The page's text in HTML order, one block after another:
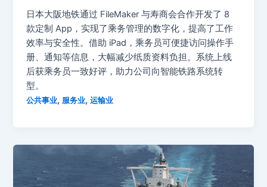
日本大阪地铁通过 FileMaker 与寿商会合作开发了 8
款定制 App，实现了乘务管理的数字化，提高了工作
效率与安全性。借助 iPad，乘务员可便捷访问操作手
册、通知等信息，大幅减少纸质资料负担。系统上线
后获乘务员一致好评，助力公司向智能铁路系统转
型。
公共事业, 服务业,运输业